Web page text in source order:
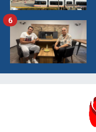
6